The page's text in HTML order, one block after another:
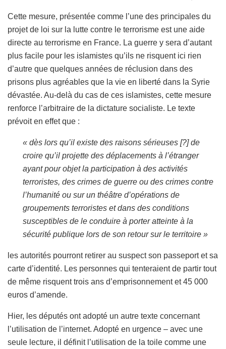
Cette mesure, présentée comme l’une des principales du
projet de loi sur la lutte contre le terrorisme est une aide
directe au terrorisme en France. La guerre y sera d’autant
plus facile pour les islamistes qu’ils ne risquent ici rien
d’autre que quelques années de réclusion dans des
prisons plus agréables que la vie en liberté dans la Syrie
dévastée. Au-delà du cas de ces islamistes, cette mesure
renforce l’arbitraire de la dictature socialiste. Le texte
prévoit en effet que :
« dès lors qu’il existe des raisons sérieuses [?] de
croire qu’il projette des déplacements à l’étranger
ayant pour objet la participation à des activités
terroristes, des crimes de guerre ou des crimes contre
l’humanité ou sur un théâtre d’opérations de
groupements terroristes et dans des conditions
susceptibles de le conduire à porter atteinte à la
sécurité publique lors de son retour sur le territoire »
les autorités pourront retirer au suspect son passeport et sa
carte d’identité. Les personnes qui tenteraient de partir tout
de même risquent trois ans d’emprisonnement et 45 000
euros d’amende.
Hier, les députés ont adopté un autre texte concernant
l’utilisation de l’internet. Adopté en urgence – avec une
seule lecture, il définit l’utilisation de la toile comme une